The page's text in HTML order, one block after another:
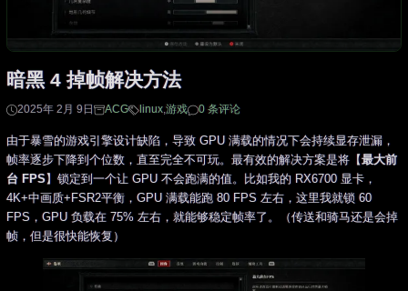
暗黑 4 掉帧解决方法
2025年 2月 9日 ACG linux,游戏 0 条评论
由于暴雪的游戏引擎设计缺陷，导致 GPU 满载的情况下会持续显存泄漏，
帧率逐步下降到个位数，直至完全不可玩。最有效的解决方案是将【最大前
台 FPS】锁定到一个让 GPU 不会跑满的值。比如我的 RX6700 显卡，
4K+中画质+FSR2平衡，GPU 满载能跑 80 FPS 左右，这里我就锁 60
FPS，GPU 负载在 75% 左右，就能够稳定帧率了。（传送和骑马还是会掉
帧，但是很快能恢复）